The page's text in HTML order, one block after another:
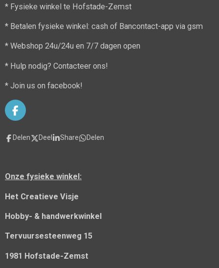
* Fysieke winkel te Hofstade-Zemst
* Betalen fysieke winkel: cash of Bancontact-app via gsm
* Webshop 24u/24u en 7/7 dagen open
* Hulp nodig? Contacteer ons!
* Join us on facebook!
F
a
c
e
k
Delen Deel Share Delen
Onze fysieke winkel:
Het Creatieve Visje
Hobby- & handwerkwinkel
Tervuursesteenweg 15
1981 Hofstade-Zemst